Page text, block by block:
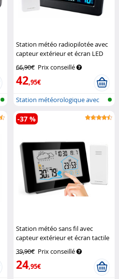
Station météo radiopilotée avec
capteur extérieur et écran LED
66,90€ Prix conseillé
42,95€
Station météorologique avec
écran c...
Station météo sans fil avec
capteur extérieur et écran tactile
Infactory
39,90€ Prix conseillé
24,95€
-37 %